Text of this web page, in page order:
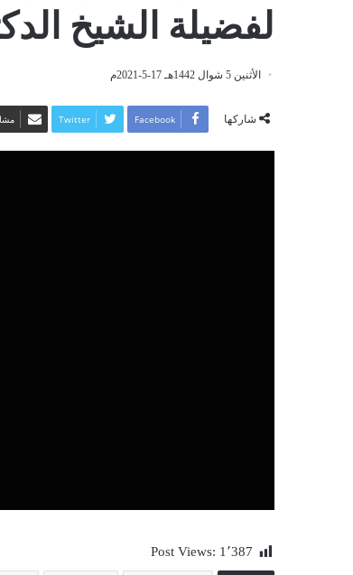
لفضيلة الشيخ
الأثنين 5 شوال 1442هـ 17-5-2021م
شاركها Facebook
Twitter
Post Views: 1٬387